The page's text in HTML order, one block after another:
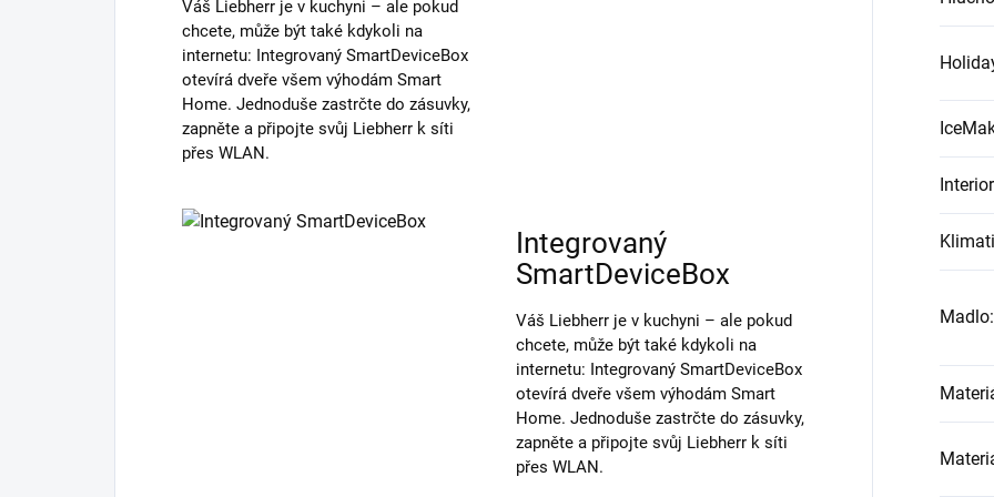
Váš Liebherr je v kuchyni – ale pokud
chcete, může být také kdykoli na
internetu: Integrovaný SmartDeviceBox
otevírá dveře všem výhodám Smart
Home. Jednoduše zastrčte do zásuvky,
zapněte a připojte svůj Liebherr k síti
přes WLAN.
Integrovaný
SmartDeviceBox
Váš Liebherr je v kuchyni – ale pokud
chcete, může být také kdykoli na
internetu: Integrovaný SmartDeviceBox
otevírá dveře všem výhodám Smart
Home. Jednoduše zastrčte do zásuvky,
zapněte a připojte svůj Liebherr k síti
přes WLAN.
Madlo: